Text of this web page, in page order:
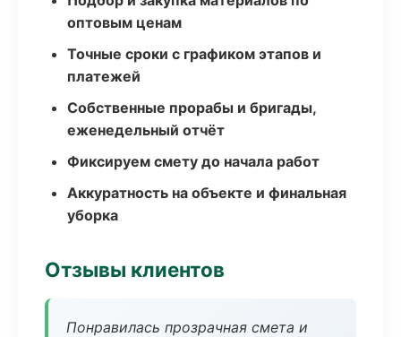
оптовым ценам
Точные сроки с графиком этапов и
платежей
Собственные прорабы и бригады,
еженедельный отчёт
Фиксируем смету до начала работ
Аккуратность на объекте и финальная
уборка
Отзывы клиентов
Понравилась прозрачная смета и